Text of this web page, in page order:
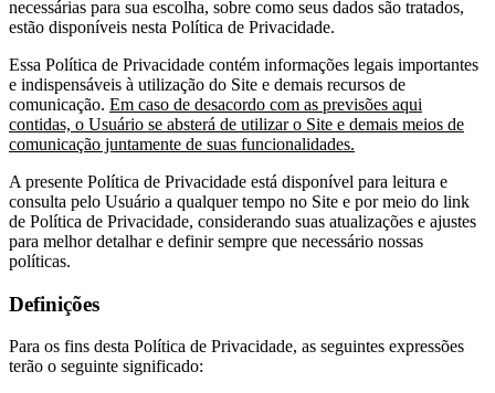
necessárias para sua escolha, sobre como seus dados são tratados,
estão disponíveis nesta Política de Privacidade.
Essa Política de Privacidade contém informações legais importantes
e indispensáveis à utilização do Site e demais recursos de
comunicação. Em caso de desacordo com as previsões aqui
contidas, o Usuário se absterá de utilizar o Site e demais meios de
comunicação juntamente de suas funcionalidades.
A presente Política de Privacidade está disponível para leitura e
consulta pelo Usuário a qualquer tempo no Site e por meio do link
de Política de Privacidade, considerando suas atualizações e ajustes
para melhor detalhar e definir sempre que necessário nossas
políticas.
Definições
Para os fins desta Política de Privacidade, as seguintes expressões
terão o seguinte significado: